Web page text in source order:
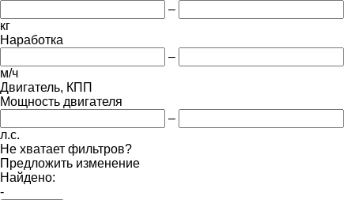
–
кг
Наработка
–
м/ч
Двигатель, КПП
Мощность двигателя
–
л.с.
Не хватает фильтров?
Предложить изменение
Найдено:
-